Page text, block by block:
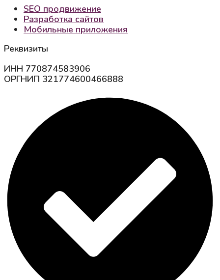
SEO продвижение
Разработка сайтов
Мобильные приложения
Реквизиты
ИНН 770874583906
ОРГНИП 321774600466888